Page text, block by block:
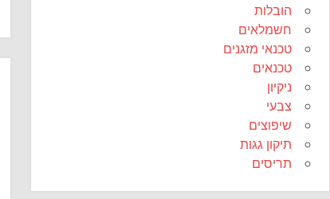
הובלות
חשמלאים
טכנאי מזגנים
טכנאים
ניקיון
צבעי
שיפוצים
תיקון גגות
תריסים